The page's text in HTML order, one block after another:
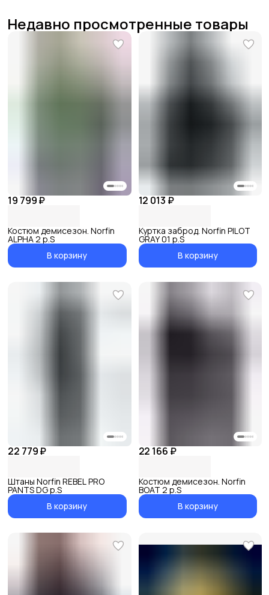
Недавно просмотренные товары
19 799 ₽
Костюм демисезон. Norfin
ALPHA 2 р.S
В корзину
12 013 ₽
Куртка заброд. Norfin PILOT
GRAY 01 р.S
В корзину
22 779 ₽
Штаны Norfin REBEL PRO
PANTS DG р.S
В корзину
22 166 ₽
Костюм демисезон. Norfin
BOAT 2 р.S
В корзину